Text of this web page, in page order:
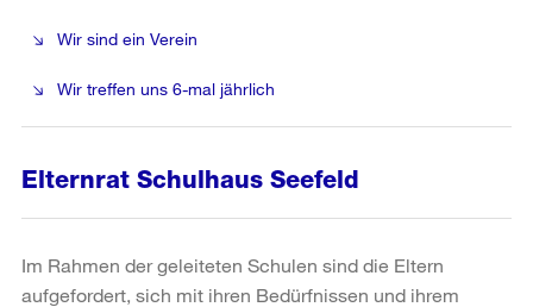
Wir sind ein Verein
Wir treffen uns 6-mal jährlich
Elternrat Schulhaus Seefeld
Im Rahmen der geleiteten Schulen sind die Eltern
aufgefordert, sich mit ihren Bedürfnissen und ihrem